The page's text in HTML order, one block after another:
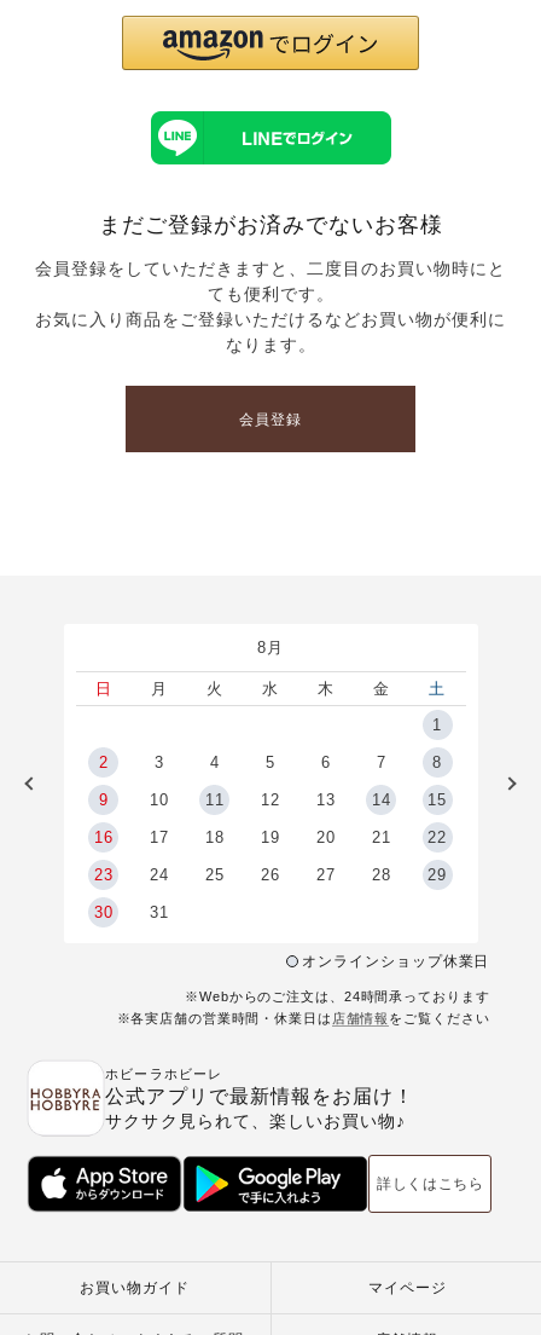
まだご登録がお済みでないお客様
会員登録をしていただきますと、二度目のお買い物時にと
ても便利です。
お気に入り商品をご登録いただけるなどお買い物が便利に
なります。
会員登録
8月
日 月 火 水 木 金
土
1
2 3 4 5 6 7 8
9 10 11 12 13 14 15
16 17 18 19 20 21 22
23 24 25 26 27 28 29
30 31
オンラインショップ休業日
※Webからのご注文は、24時間承っております
※各実店舗の営業時間・休業日は 店舗情報 をご覧ください
ホビーラホビーレ
公式アプリで最新情報をお届け！
サクサク見られて、楽しいお買い物♪
詳しくはこちら
お買い物ガイド マイページ